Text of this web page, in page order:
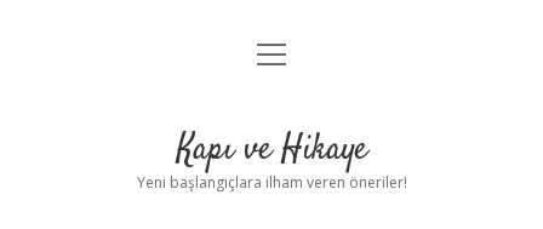
Anasayfa
Yasal Uyarı
menüyü
Kapı ve Hikaye
Yeni başlangıçlara ilham veren öneriler!